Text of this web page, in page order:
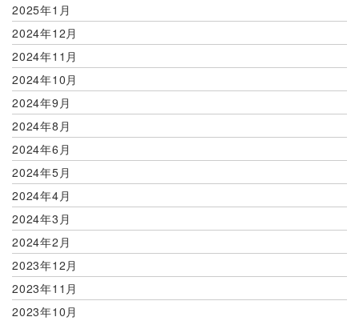
2025年1月
2024年12月
2024年11月
2024年10月
2024年9月
2024年8月
2024年6月
2024年5月
2024年4月
2024年3月
2024年2月
2023年12月
2023年11月
2023年10月